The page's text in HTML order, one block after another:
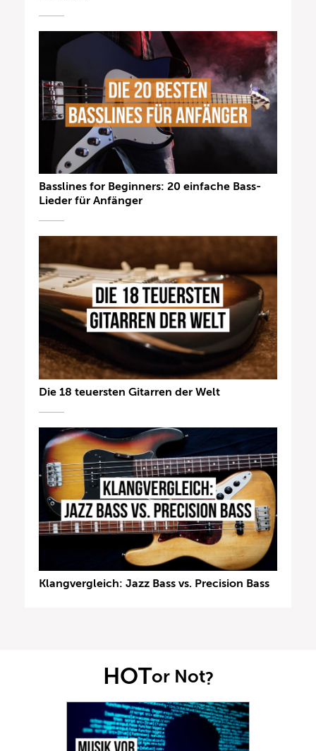
Basslines for Beginners: 20 einfache Bass-
Lieder für Anfänger
Die 18 teuersten Gitarren der Welt
Klangvergleich: Jazz Bass vs. Precision Bass
HOTor Not?